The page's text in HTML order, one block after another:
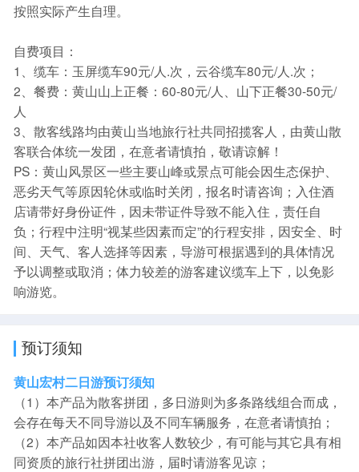
按照实际产生自理。
自费项目：
1、缆车：玉屏缆车90元/人.次，云谷缆车80元/人.次；
2、餐费：黄山山上正餐：60-80元/人、山下正餐30-50元/
人
3、散客线路均由黄山当地旅行社共同招揽客人，由黄山散
客联合体统一发团，在意者请慎拍，敬请谅解！
PS：黄山风景区一些主要山峰或景点可能会因生态保护、
恶劣天气等原因轮休或临时关闭，报名时请咨询；入住酒
店请带好身份证件，因未带证件导致不能入住，责任自
负；行程中注明“视某些因素而定”的行程安排，因安全、时
间、天气、客人选择等因素，导游可根据遇到的具体情况
予以调整或取消；体力较差的游客建议缆车上下，以免影
响游览。
预订须知
黄山宏村二日游预订须知
（1）本产品为散客拼团，多日游则为多条路线组合而成，
会存在每天不同导游以及不同车辆服务，在意者请慎拍；
（2）本产品如因本社收客人数较少，有可能与其它具有相
同资质的旅行社拼团出游，届时请游客见谅；